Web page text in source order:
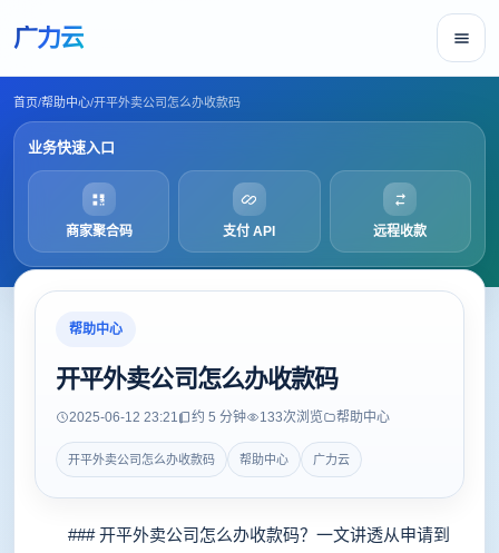
广力云
首页/帮助中心/开平外卖公司怎么办收款码
业务快速入口
商家聚合码 支付 API 远程收款
帮助中心
开平外卖公司怎么办收款码
2025-06-12 23:21 约 5 分钟 133次浏览 帮助中心
开平外卖公司怎么办收款码 帮助中心 广力云
### 开平外卖公司怎么办收款码？一文讲透从申请到